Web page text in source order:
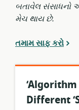
બતાવેલ સંસાધનો
મેચ થાય છે.
તમામ સાફ કરો
Different